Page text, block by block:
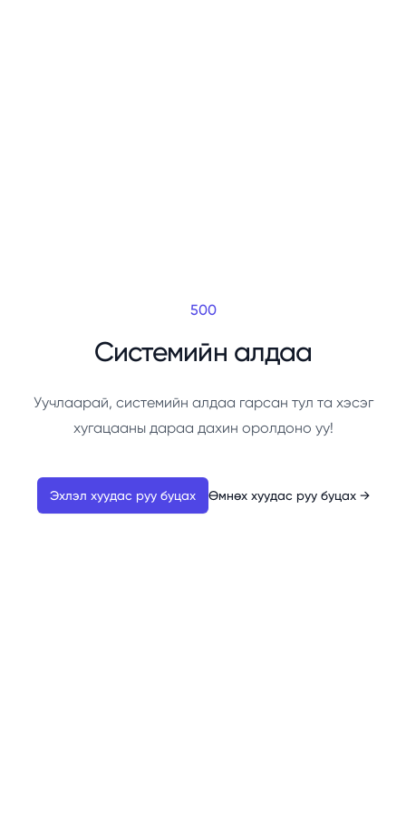
500
Системийн алдаа
Уучлаарай, системийн алдаа гарсан тул та хэсэг
хугацааны дараа дахин оролдоно уу!
Эхлэл хуудас руу буцах Өмнөх хуудас руу буцах →